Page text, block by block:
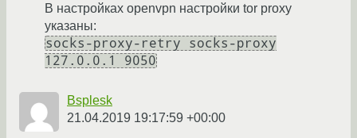
В настройках openvpn настройки tor proxy
указаны:
socks-proxy-retry socks-proxy
127.0.0.1 9050
Bsplesk
21.04.2019 19:17:59 +00:00